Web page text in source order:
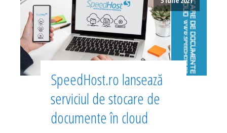
SpeedHost.ro lansează
serviciul de stocare de
documente în cloud